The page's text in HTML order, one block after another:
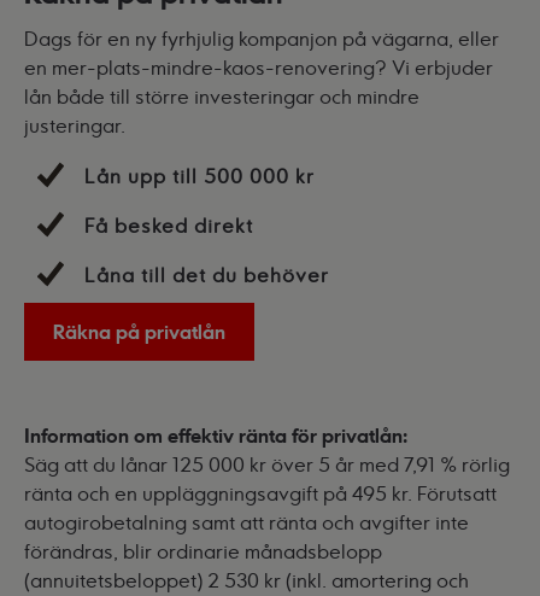
Dags för en ny fyrhjulig kompanjon på vägarna, eller
en mer-plats-mindre-kaos-renovering? Vi erbjuder
lån både till större investeringar och mindre
justeringar.
Lån upp till 500 000 kr
Få besked direkt
Låna till det du behöver
Räkna på privatlån
Information om effektiv ränta för privatlån:
Säg att du lånar 125 000 kr över 5 år med 7,91 % rörlig
ränta och en uppläggningsavgift på 495 kr. Förutsatt
autogirobetalning samt att ränta och avgifter inte
förändras, blir ordinarie månadsbelopp
(annuitetsbeloppet) 2 530 kr (inkl. amortering och